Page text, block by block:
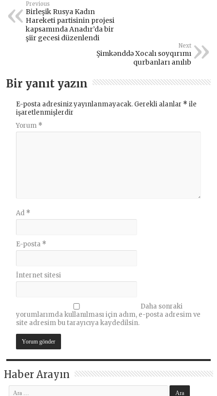
Previous
Birleşik Rusya Kadın
Hareketi partisinin projesi
kapsamında Anadır’da bir
şiir gecesi düzenlendi
Next
Şimkənddə Xocalı soyqırımı
qurbanları anılıb
Bir yanıt yazın
E-posta adresiniz yayınlanmayacak. Gerekli alanlar * ile
işaretlenmişlerdir
Yorum *
Ad *
E-posta *
İnternet sitesi
Daha sonraki
yorumlarımda kullanılması için adım, e-posta adresim ve
site adresim bu tarayıcıya kaydedilsin.
Haber Arayın